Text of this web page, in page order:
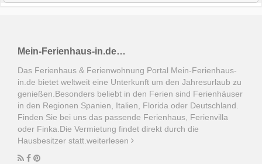
Mein-Ferienhaus-in.de…
Das Ferienhaus & Ferienwohnung Portal Mein-Ferienhaus-
in.de bietet weltweit eine Unterkunft um den Jahresurlaub zu
genießen.Besonders beliebt in den Ferien sind Ferienhäuser
in den Regionen Spanien, Italien, Florida oder Deutschland.
Finden Sie bei uns das passende Ferienhaus, Ferienvilla
oder Finka.Die Vermietung findet direkt durch die
Hausbesitzer statt. weiterlesen